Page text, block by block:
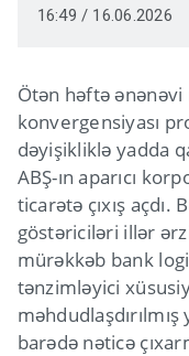
16:49 / 16.06.2026
Ötən həftə
konvergensiyası
dəyişikliklə yadda
ABŞ-ın aparıcı
ticarətə çıxış açdı.
göstəriciləri illər
mürəkkəb bank
tənzimləyici
məhdudlaşdırılmış
barədə nəticə